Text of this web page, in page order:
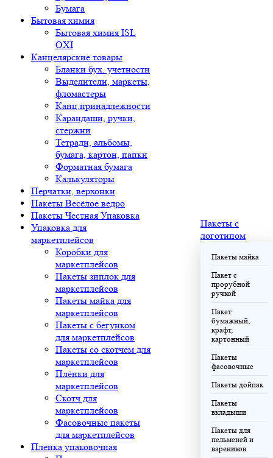
Бумага
Бытовая химия
Бытовая химия ISL
OXI
Канцелярские товары
Бланки бух. учетности
Выделители, маркеты,
фломастеры
Канц.принадлежности
Карандаши, ручки,
стержни
Тетради, альбомы,
бумага, картон, папки
Форматная бумага
Калькуляторы
Перчатки, верхонки
Пакеты Весёлое ведро
Пакеты Честная Упаковка
Упаковка для
маркетплейсов
Коробки для
маркетплейсов
Пакеты зиплок для
маркетплейсов
Пакеты майка для
маркетплейсов
Пакеты с бегунком
для маркетплейсов
Пакеты со скотчем для
маркетплейсов
Плёнки для
маркетплейсов
Скотч для
маркетплейсов
Фасовочные пакеты
для маркетплейсов
Пленка упаковочная
Пакеты с
логотипом
Пакеты майка
Пакет с
прорубной
ручкой
Пакет
бумажный,
крафт,
картонный
Пакеты
фасовочные
Пакеты дойпак
Пакеты
вкладыши
Пакеты для
пельменей и
вареников